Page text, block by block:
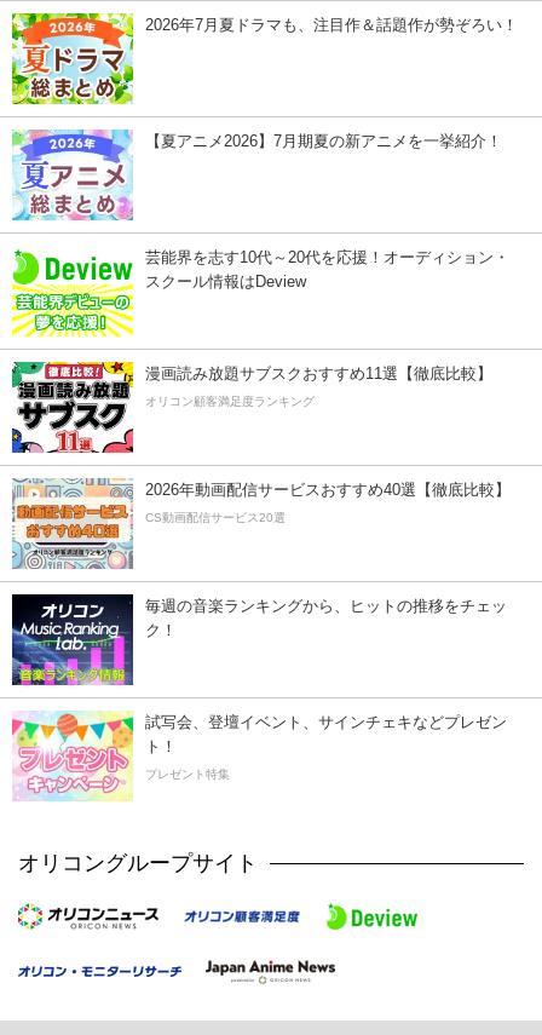
2026年7月夏ドラマも、注目作＆話題作が勢ぞろい！
【夏アニメ2026】7月期夏の新アニメを一挙紹介！
芸能界を志す10代～20代を応援！オーディション・
スクール情報はDeview
漫画読み放題サブスクおすすめ11選【徹底比較】
オリコン顧客満足度ランキング
2026年動画配信サービスおすすめ40選【徹底比較】
CS動画配信サービス20選
毎週の音楽ランキングから、ヒットの推移をチェッ
ク！
試写会、登壇イベント、サインチェキなどプレゼン
ト！
プレゼント特集
オリコングループサイト